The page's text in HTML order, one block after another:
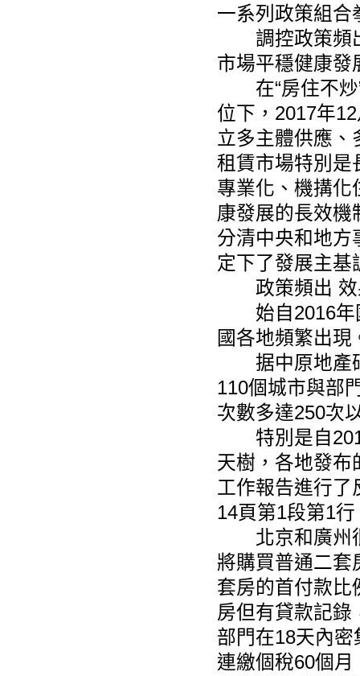
一系列政策組合
調控政策頻出
市場平穩健康發
在“房住不炒”
位下，2017年
立多主體供應、
租賃市場特別是
專業化、機搆化
康發展的長效機
分清中央和地方
定下了發展主基
政策頻出 效
始自2016年
國各地頻繁出現
据中原地產研
110個城市與部
次數多達250次
特別是自
天樹 ，各地發
工作報告進行了
14頁第1段第1
北京和廣州很
將購買普通二套
套房的首付款比
房但有貸款記錄
部門在18天內
連繳個稅60個